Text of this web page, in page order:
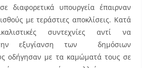
διαφορετικά υπουργεία έπαιρναν
με τεράστιες αποκλίσεις. Κατά
συντεχνίες αντί να
εξυγίανση των δημόσιων
οδήγησαν με τα καμώματά τους σε